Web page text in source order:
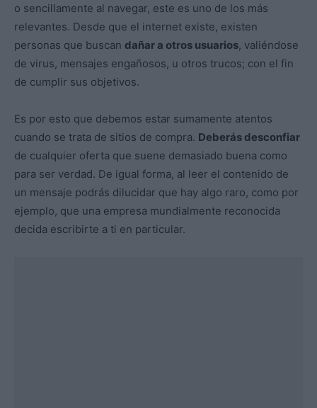
o sencillamente al navegar, este es uno de los más
relevantes. Desde que el internet existe, existen
personas que buscan dañar a otros usuarios, valiéndose
de virus, mensajes engañosos, u otros trucos; con el fin
de cumplir sus objetivos.
Es por esto que debemos estar sumamente atentos
cuando se trata de sitios de compra. Deberás desconfiar
de cualquier oferta que suene demasiado buena como
para ser verdad. De igual forma, al leer el contenido de
un mensaje podrás dilucidar que hay algo raro, como por
ejemplo, que una empresa mundialmente reconocida
decida escribirte a ti en particular.